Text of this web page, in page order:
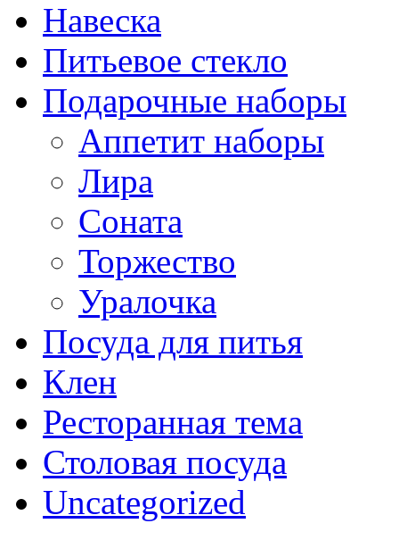
Навеска
Питьевое стекло
Подарочные наборы
Аппетит наборы
Лира
Соната
Торжество
Уралочка
Посуда для питья
Клен
Ресторанная тема
Столовая посуда
Uncategorized